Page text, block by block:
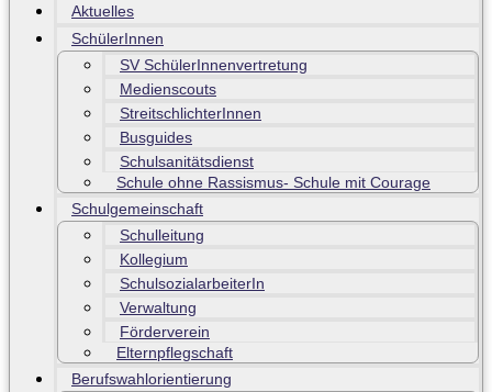
Aktuelles
SchülerInnen
SV SchülerInnenvertretung
Medienscouts
StreitschlichterInnen
Busguides
Schulsanitätsdienst
Schule ohne Rassismus- Schule mit Courage
Schulgemeinschaft
Schulleitung
Kollegium
SchulsozialarbeiterIn
Verwaltung
Förderverein
Elternpflegschaft
Berufswahlorientierung